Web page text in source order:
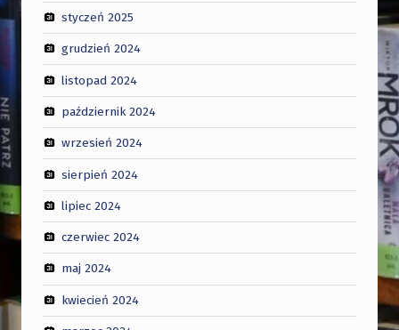
styczeń 2025
grudzień 2024
listopad 2024
październik 2024
wrzesień 2024
sierpień 2024
lipiec 2024
czerwiec 2024
maj 2024
kwiecień 2024